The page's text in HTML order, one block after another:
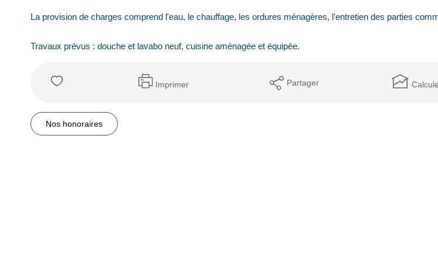
La provision de charges comprend l'eau, le chauffage, les ordures ménagères, l'entretien des parties
Travaux prévus : douche et lavabo neuf, cuisine aménagée et équipée.
Imprimer Partager
Nos honoraires